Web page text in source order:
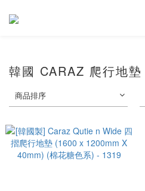
韓國 CARAZ 爬行地墊
商品排序